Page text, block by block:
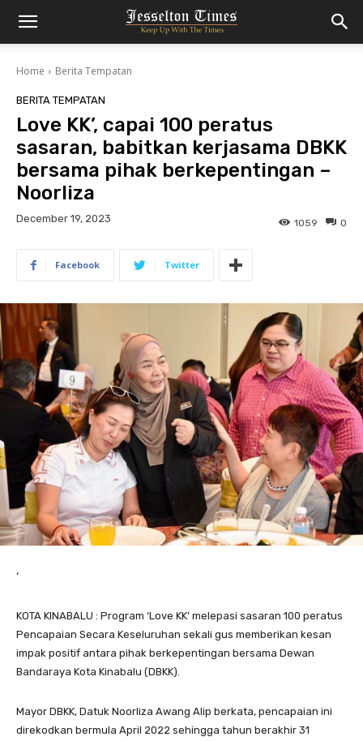
Home Berita Tempatan
BERITA TEMPATAN
Love KK’, capai 100 peratus
sasaran, babitkan kerjasama DBKK
bersama pihak berkepentingan –
Noorliza
December 19, 2023 0
1059
Facebook Twitter
‘
KOTA KINABALU : Program ‘Love KK’ melepasi sasaran 100 peratus
Pencapaian Secara Keseluruhan sekali gus memberikan kesan
impak positif antara pihak berkepentingan bersama Dewan
Bandaraya Kota Kinabalu (DBKK).
Mayor DBKK, Datuk Noorliza Awang Alip berkata, pencapaian ini
direkodkan bermula April 2022 sehingga tahun berakhir 31